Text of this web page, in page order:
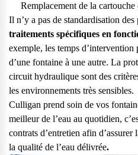
Remplacement de la
Il n’y a pas de standardisation
traitements spécifiques en
exemple, les temps
d’une fontaine à une autre. La
circuit hydraulique sont des
les environnements très sensibles.
Culligan prend soin de vos
meilleur de l’eau au quotidien,
contrats d’entretien afin
la qualité de l’eau délivrée.